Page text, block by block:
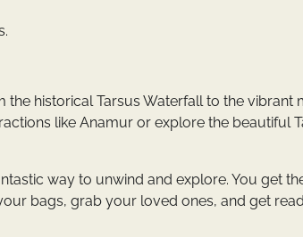
historical Tarsus Waterfall to the vibrant
like Anamur or explore the beautiful
way to unwind and explore. You get
bags, grab your loved ones, and get